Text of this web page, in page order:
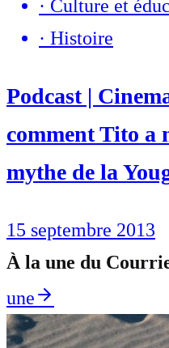
· Culture et
· Histoire
Podcast |
comment Tito a
mythe de la
15 septembre 2013
À la une du
une